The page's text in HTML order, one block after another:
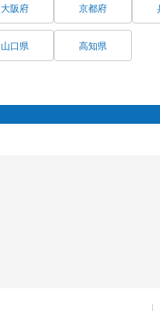
大阪府 京都府
山口県 高知県